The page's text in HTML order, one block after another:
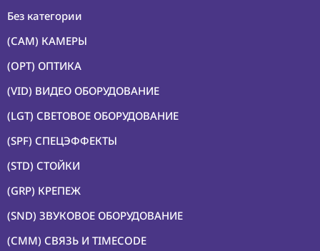
Без категории
(CAM) КАМЕРЫ
(OPT) ОПТИКА
(VID) ВИДЕО ОБОРУДОВАНИЕ
(LGT) СВЕТОВОЕ ОБОРУДОВАНИЕ
(SPF) СПЕЦЭФФЕКТЫ
(STD) СТОЙКИ
(GRP) КРЕПЕЖ
(SND) ЗВУКОВОЕ ОБОРУДОВАНИЕ
(CMM) СВЯЗЬ И TIMECODE